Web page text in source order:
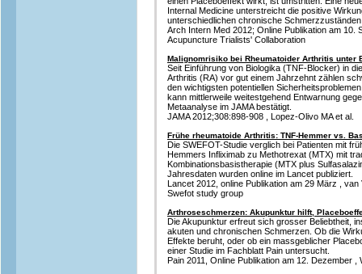
Internal Medicine unterstreicht die positive
unterschiedlichen chronische
Arch Intern Med 2012; Online Publikation am 10.
Acupuncture Trialists' Collaboration
Malignomrisiko bei Rheumatoider Arthritis unter
Seit Einführung von Biologika (TNF-Blocker) in
Arthritis (RA) vor gut einem Jahrzehnt zählen
den wichtigsten potentiellen
kann mittlerweile weitestgehend Entwarnung
Metaanalyse im JAMA bestätigt.
JAMA 2012;308:898-908 , Lopez-Olivo MA et al.
Frühe rheumatoide Arthritis: TNF-Hemmer vs.
Die SWEFOT-Studie verglich bei Patienten mit
Hemmers Infliximab zu Methotrexat (MTX) mit
Kombinationsbasistherapie (MTX plus
Jahresdaten wurden online im Lancet publiziert.
Lancet 2012, online Publikation am 29 März ,
Swefot study group
Arthroseschmerzen: Akupunktur hilft,
Die Akupunktur erfreut sich grosser Beliebtheit,
akuten und chronischen Schmerzen. Ob die
Effekte beruht, oder ob ein massgeblicher
einer Studie im Fachblatt Pain untersucht.
Pain 2011, Online Publikation am 12. Dezember ,